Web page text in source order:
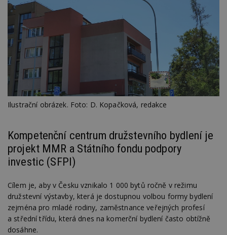
Ilustrační obrázek. Foto: D. Kopačková, redakce
Kompetenční centrum družstevního bydlení je
projekt MMR a Státního fondu podpory
investic (SFPI)
Cílem je, aby v Česku vznikalo 1 000 bytů ročně v režimu
družstevní výstavby, která je dostupnou volbou formy bydlení
zejména pro mladé rodiny, zaměstnance veřejných profesí
a střední třídu, která dnes na komerční bydlení často obtížně
dosáhne.